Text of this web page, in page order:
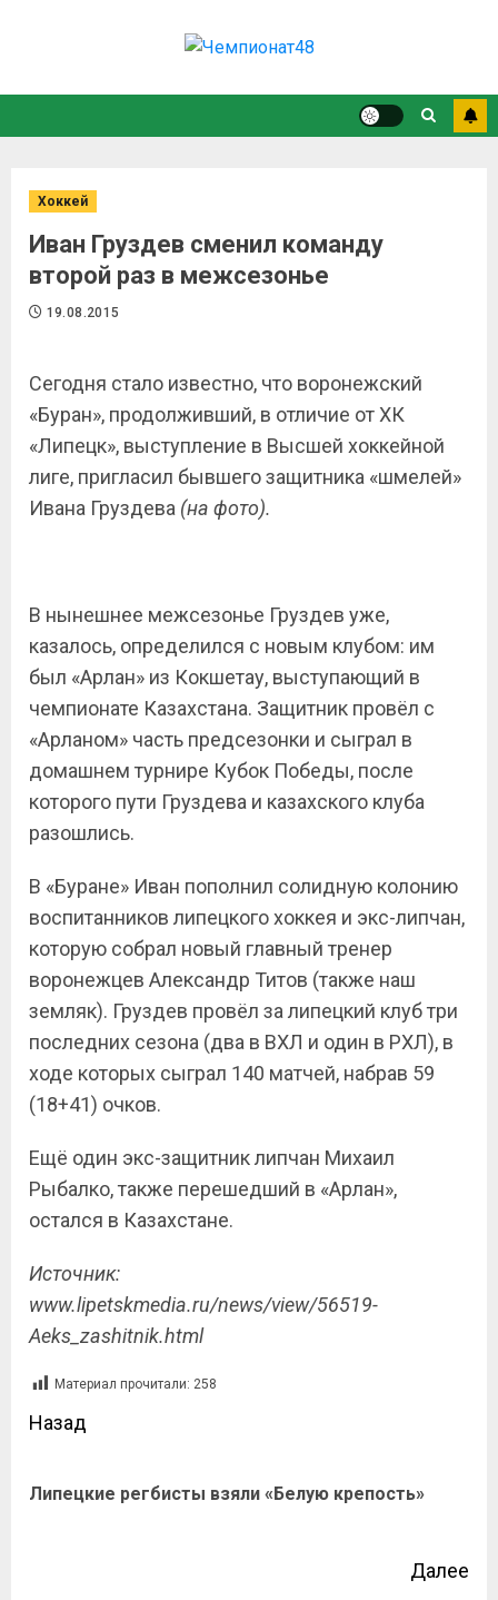
Хоккей
Иван Груздев сменил команду
второй раз в межсезонье
19.08.2015
Сегодня стало известно, что воронежский
«Буран», продолживший, в отличие от ХК
«Липецк», выступление в Высшей хоккейной
лиге, пригласил бывшего защитника «шмелей»
Ивана Груздева (на фото).
В нынешнее межсезонье Груздев уже,
казалось, определился с новым клубом: им
был «Арлан» из Кокшетау, выступающий в
чемпионате Казахстана. Защитник провёл с
«Арланом» часть предсезонки и сыграл в
домашнем турнире Кубок Победы, после
которого пути Груздева и казахского клуба
разошлись.
В «Буране» Иван пополнил солидную колонию
воспитанников липецкого хоккея и экс-липчан,
которую собрал новый главный тренер
воронежцев Александр Титов (также наш
земляк). Груздев провёл за липецкий клуб три
последних сезона (два в ВХЛ и один в РХЛ), в
ходе которых сыграл 140 матчей, набрав 59
(18+41) очков.
Ещё один экс-защитник липчан Михаил
Рыбалко, также перешедший в «Арлан»,
остался в Казахстане.
Источник:
www.lipetskmedia.ru/news/view/56519-
Aeks_zashitnik.html
Материал прочитали: 258
Назад
Липецкие регбисты взяли «Белую крепость»
Далее